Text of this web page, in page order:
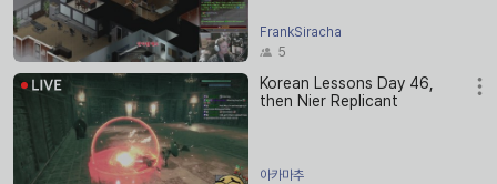
FrankSiracha
5
Korean Lessons Day 46,
then Nier Replicant
아카마추